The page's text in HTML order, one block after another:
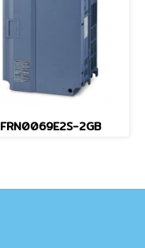
FRN0069E2S-2GB